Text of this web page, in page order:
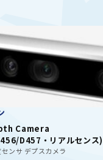
Camera
D457・リアルセンス)
ンサ デプスカメラ